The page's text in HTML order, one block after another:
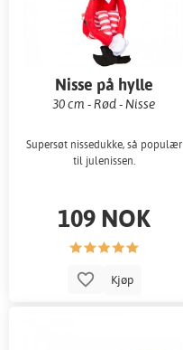
Nisse på hylle
30 cm - Rød - Nisse
Supersøt nissedukke, så populær
til julenissen.
109 NOK
Kjøp